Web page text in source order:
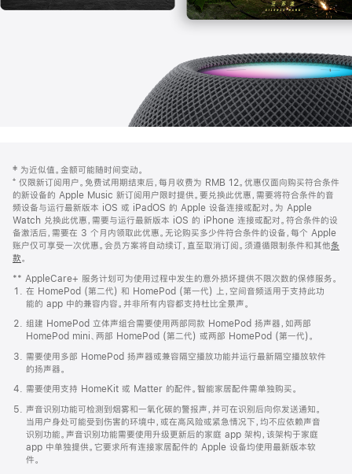
页
页
脚
注
‡ 为近似值。金额可能随时间变动。
⁺ 仅限新订阅用户。免费试用期结束后，每月收费为 RMB 12。优惠仅面向购买符合条件
的新设备的 Apple Music 新订阅用户限时提供。要兑换此优惠，需要将符合条件的音
频设备与运行最新版本 iOS 或 iPadOS 的 Apple 设备连接或配对。为 Apple
Watch 兑换此优惠，需要与运行最新版本 iOS 的 iPhone 连接或配对。符合条件的设
备激活后，需要在 3 个月内领取此优惠。无论购买多少件符合条件的设备，每个 Apple
账户仅可享受一次优惠。会员方案将自动续订，直至取消订阅。须遵循限制条件和其他条
款。
窗
口
中
打
开)
** AppleCare+ 服务计划可为使用过程中发生的意外损坏提供不限次数的保修服务。
在 HomePod (第二代) 和 HomePod (第一代) 上，空间音频适用于支持此功
能的 app 中的兼容内容。并非所有内容都支持杜比全景声。
组建 HomePod 立体声组合需要使用两部同款 HomePod 扬声器，如两部
HomePod mini、两部 HomePod (第二代) 或两部 HomePod (第一代)。
需要使用多部 HomePod 扬声器或兼容隔空播放功能并运行最新隔空播放软件
的扬声器。
需要使用支持 HomeKit 或 Matter 的配件。智能家居配件需单独购买。
声音识别功能可检测到烟雾和一氧化碳的警报声，并可在识别后向你发送通知。
当用户身处可能受到伤害的环境中，或在高风险或紧急情况下，均不应依赖声音
识别功能。声音识别功能需要使用升级更新后的家庭 app 架构，该架构于家庭
app 中单独提供。它要求所有连接家居配件的 Apple 设备均使用最新版本软
件。